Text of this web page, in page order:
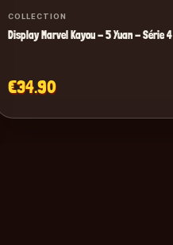
COLLECTION
Display Marvel Kayou - 5 Yuan - Série 4
€34.90